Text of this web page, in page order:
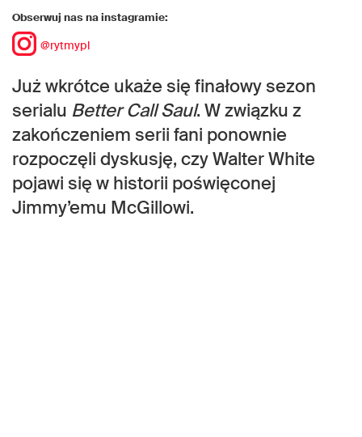
Obserwuj nas na instagramie:
@rytmypl
Już wkrótce ukaże się finałowy sezon
serialu Better Call Saul. W związku z
zakończeniem serii fani ponownie
rozpoczęli dyskusję, czy Walter White
pojawi się w historii poświęconej
Jimmy’emu McGillowi.